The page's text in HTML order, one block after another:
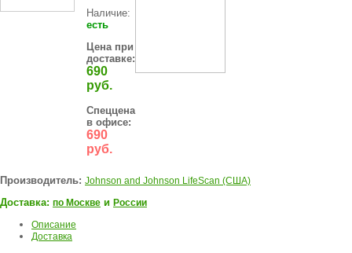
Наличие:
есть
Цена при
доставке:
690
руб.
Спеццена
в офисе:
690
руб.
Производитель: Johnson and Johnson LifeScan (США)
Доставка: по Москве и России
Описание
Доставка